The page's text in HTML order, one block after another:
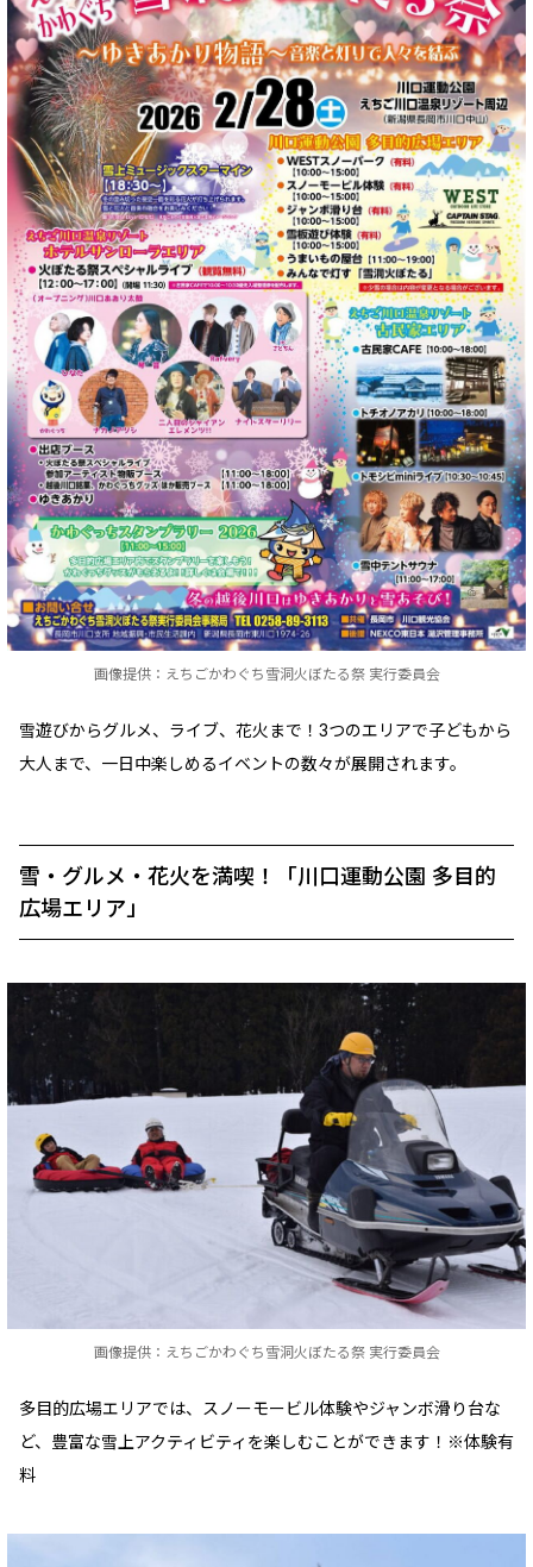
画像提供：えちごかわぐち雪洞火ぼたる祭 実行委員会
雪遊びからグルメ、ライブ、花火まで！3つのエリアで子どもから
大人まで、一日中楽しめるイベントの数々が展開されます。
雪・グルメ・花火を満喫！「川口運動公園 多目的
広場エリア」
画像提供：えちごかわぐち雪洞火ぼたる祭 実行委員会
多目的広場エリアでは、スノーモービル体験やジャンボ滑り台な
ど、豊富な雪上アクティビティを楽しむことができます！※体験有
料